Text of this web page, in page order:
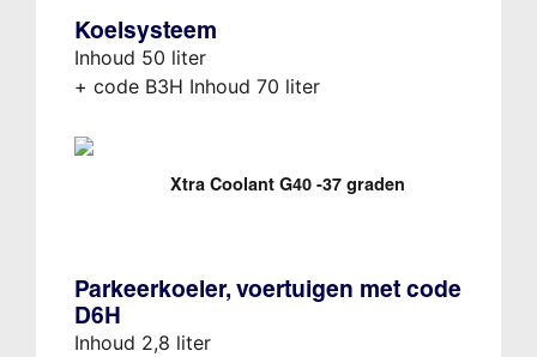
Koelsysteem
Inhoud 50 liter
+ code B3H Inhoud 70 liter
Xtra Coolant G40 -37 graden
Parkeerkoeler, voertuigen met code
D6H
Inhoud 2,8 liter